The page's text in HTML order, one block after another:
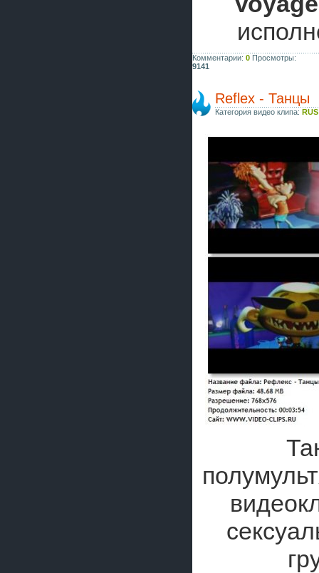
Комментарии: 0 Просмотры:
9141
Reflex - Танцы
Категория видео клипа: RUS